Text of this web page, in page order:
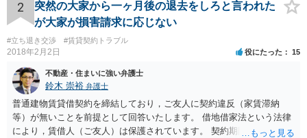
もらうと良いです。 そうすると裁判になりますが、相手に正当事由が
かなり少ないケースといえますので、立退請求は棄却、または相当程
度の立退料を提示しないと立退請求は認められないと思います。た
だ、裁判となった場合は、費用はかかりますが、弁護士を立てること
をおすすめします。 頑張ってください！
2
突然の大家から一ヶ月後の退去をしろと言われた
が大家が損害請求に応じない
#立ち退き交渉 #賃貸契約トラブル
2018年2月2日 役にたった 15
不動産・住まいに強い弁護士
鈴木 崇裕 弁護士
普通建物賃貸借契約を締結しており，ご友人に契約違反（家賃滞納
等）が無いことを前提として回答いたします。 借地借家法という法律
により，賃借人（ご友人）は保護されています。 契約期間途中であれ